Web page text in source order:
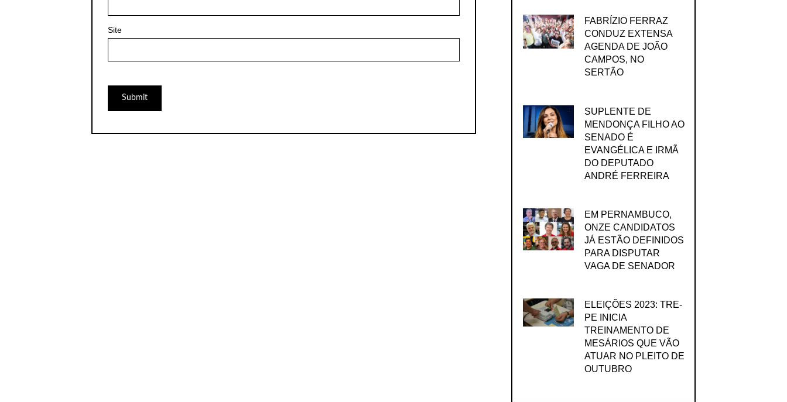
Site
FABRÍZIO FERRAZ
CONDUZ EXTENSA
AGENDA DE JOÃO
CAMPOS, NO
SERTÃO
SUPLENTE DE
MENDONÇA FILHO AO
SENADO É
EVANGÉLICA E IRMÃ
DO DEPUTADO
ANDRÉ FERREIRA
EM PERNAMBUCO,
ONZE CANDIDATOS
JÁ ESTÃO DEFINIDOS
PARA DISPUTAR
VAGA DE SENADOR
ELEIÇÕES 2023: TRE-
PE INICIA
TREINAMENTO DE
MESÁRIOS QUE VÃO
ATUAR NO PLEITO DE
OUTUBRO